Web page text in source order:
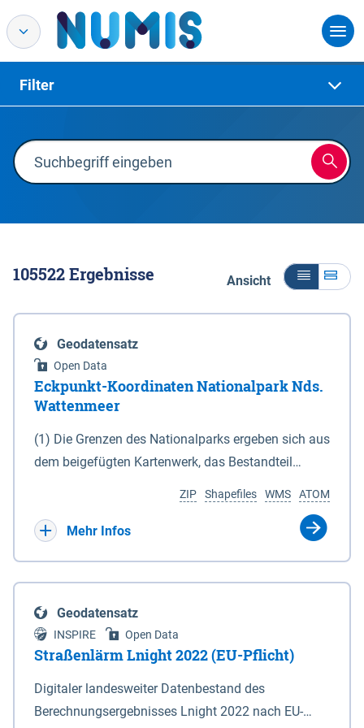
Filter
105522Ergebnisse Ansicht
Geodatensatz
Open Data
Eckpunkt-Koordinaten Nationalpark Nds.
Wattenmeer
(1) Die Grenzen des Nationalparks ergeben sich aus
dem beigefügten Kartenwerk, das Bestandteil
(DTK) im Maßstab 1 : 100 000 (Anlage 2), 2.
verkleinerte Amtliche Karte 1 : 5 000 (AK5) im
projizierte Koordinaten im Europäischen
Terrestrischen Referenzsystem 1989 (ETRS 89) mit
der Universalen Transversalen Mercator-Abbildung
bezogen auf die Zone 32 N (UTM 32N) dargestellt
(Anlage 4); Gleiches gilt für die geografischen
ATOM
WMS
Shapefiles
ZIP
Mehr Infos
Geodatensatz
INSPIRE Open Data
Straßenlärm Lnight 2022 (EU-Pflicht)
Digitaler landesweiter Datenbestand des
Berechnungsergebnisses Lnight 2022 nach EU-